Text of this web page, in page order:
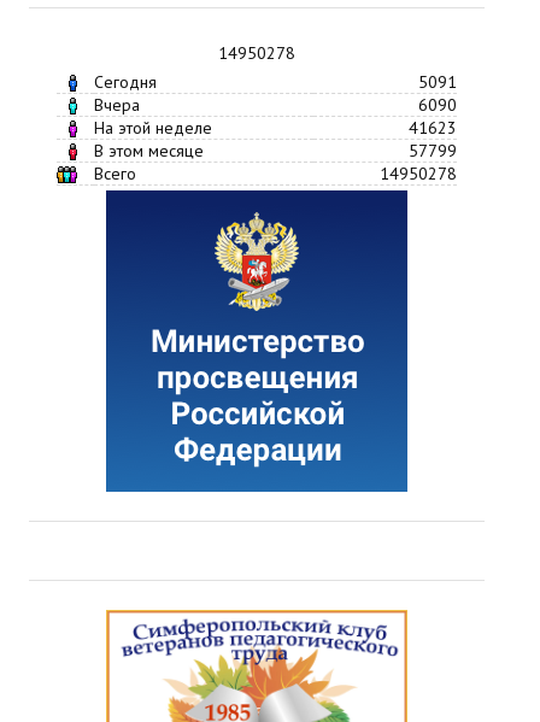
14950278
Сегодня
5091
Вчера
6090
На этой неделе
41623
В этом месяце
57799
Всего
14950278